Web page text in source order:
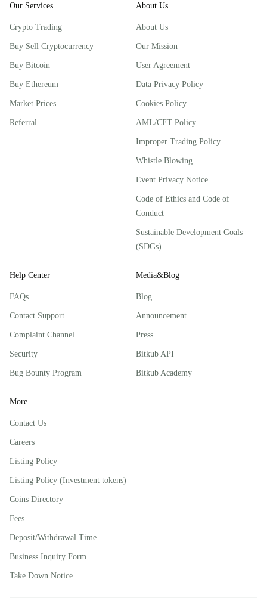
Our Services
Crypto Trading
Buy Sell Cryptocurrency
Buy Bitcoin
Buy Ethereum
Market Prices
Referral
About Us
About Us
Our Mission
User Agreement
Data Privacy Policy
Cookies Policy
AML/CFT Policy
Improper Trading Policy
Whistle Blowing
Event Privacy Notice
Code of Ethics and Code of
Conduct
Sustainable Development Goals
(SDGs)
Help Center
FAQs
Contact Support
Complaint Channel
Security
Bug Bounty Program
Media&Blog
Blog
Announcement
Press
Bitkub API
Bitkub Academy
More
Contact Us
Careers
Listing Policy
Listing Policy (Investment tokens)
Coins Directory
Fees
Deposit/Withdrawal Time
Business Inquiry Form
Take Down Notice